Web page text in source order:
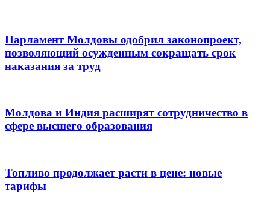
Парламент Молдовы одобрил законопроект,
позволяющий осужденным сокращать срок
наказания за труд
Молдова и Индия расширят сотрудничество в
сфере высшего образования
Топливо продолжает расти в цене: новые
тарифы